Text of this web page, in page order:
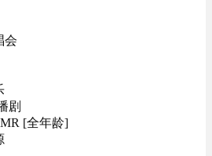
会
剧
[全年龄]